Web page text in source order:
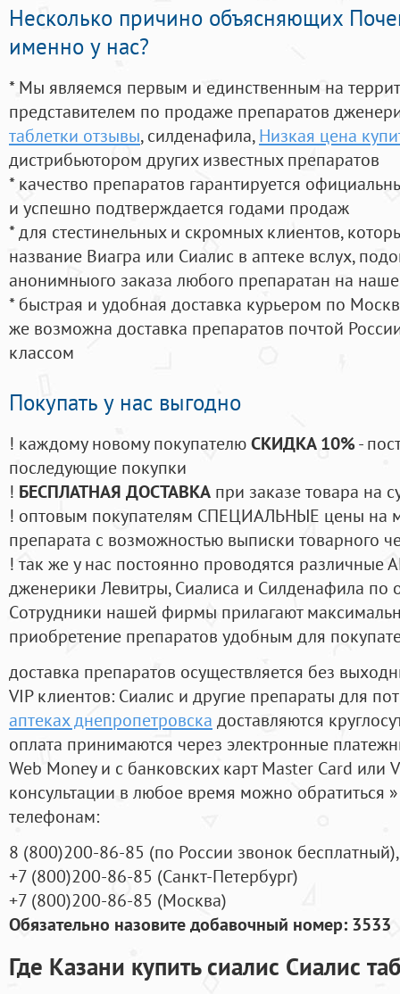
Несколько причино объясняющих
именно у нас?
* Мы являемся первым и единственным на
представителем по продаже препаратов
таблетки отзывы, силденафила, Низкая цена
дистрибьютором других известных препаратов
* качество препаратов гарантируется
и успешно подтверждается годами продаж
* для стестинельных и скромных клиентов,
название Виагра или Сиалис в аптеке вслух,
анонимныого заказа любого препаратан на
* быстрая и удобная доставка курьером по
же возможна доставка препаратов почтой
классом
Покупать у нас выгодно
! каждому новому покупателюСКИДКА 10%-
последующие покупки
! БЕСПЛАТНАЯ ДОСТАВКА при заказе товара на
! оптовым покупателям СПЕЦИАЛЬНЫЕ цены на
препарата с возможностью выписки товарного
! так же у нас постоянно проводятся
дженерики Левитры, Сиалиса и Силденафила по
Cотрудники нашей фирмы прилагают
приобретение препаратов удобным для
доставка препаратов осуществляется без
VIP клиентов: Сиалис и другие препараты для
аптеках днепропетровска доставляются
оплата принимаются через электронные
Web Money и с банковских карт Master Card или
консультации в любое время можно обратиться
телефонам:
8 (800)200-86-85 (по России звонок бесплатный),
+7 (800)200-86-85 (Санкт-Петербург)
+7 (800)200-86-85 (Москва)
Обязательно назовите добавочный номер: 3533
Где Казани купить сиалис Сиалис